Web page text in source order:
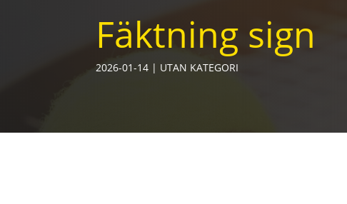
Fäktning sign
2026-01-14 | UTAN KATEGORI